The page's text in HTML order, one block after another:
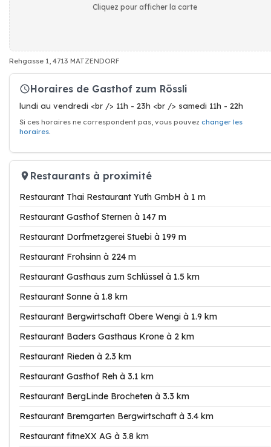
Cliquez pour afficher la carte
Rehgasse 1, 4713 MATZENDORF
Horaires de Gasthof zum Rössli
lundi au vendredi <br /> 11h - 23h <br /> samedi 11h - 22h
Si ces horaires ne correspondent pas, vous pouvez changer les
horaires.
Restaurants à proximité
Restaurant Thai Restaurant Yuth GmbH à 1 m
Restaurant Gasthof Sternen à 147 m
Restaurant Dorfmetzgerei Stuebi à 199 m
Restaurant Frohsinn à 224 m
Restaurant Gasthaus zum Schlüssel à 1.5 km
Restaurant Sonne à 1.8 km
Restaurant Bergwirtschaft Obere Wengi à 1.9 km
Restaurant Baders Gasthaus Krone à 2 km
Restaurant Rieden à 2.3 km
Restaurant Gasthof Reh à 3.1 km
Restaurant BergLinde Brocheten à 3.3 km
Restaurant Bremgarten Bergwirtschaft à 3.4 km
Restaurant fitneXX AG à 3.8 km